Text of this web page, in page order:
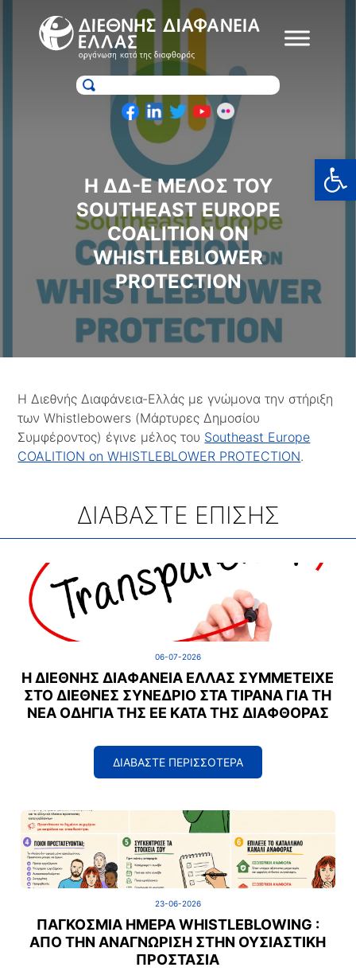
content
H ΔΔ-Ε ΜΈΛΟΣ ΤΟΥ
SOUTHEAST EUROPE
COALITION ON
WHISTLEBLOWER
PROTECTION
Η Διεθνής Διαφάνεια-Ελλάς με γνώμονα την στήριξη
των Whistlebowers (Μάρτυρες Δημοσίου
Συμφέροντος) έγινε μέλος του Southeast Europe
COALITION on WHISTLEBLOWER PROTECTION.
ΔΙΑΒΑΣΤΕ ΕΠΙΣΗΣ
06-07-2026
Η ΔΙΕΘΝΉΣ ΔΙΑΦΆΝΕΙΑ ΕΛΛΆΣ ΣΥΜΜΕΤΕΊΧΕ
ΣΤΟ ΔΙΕΘΝΈΣ ΣΥΝΈΔΡΙΟ ΣΤΑ ΤΊΡΑΝΑ ΓΙΑ ΤΗ
ΝΈΑ ΟΔΗΓΊΑ ΤΗΣ ΕΕ ΚΑΤΆ ΤΗΣ ΔΙΑΦΘΟΡΆΣ
ΔΙΑΒΑΣΤΕ ΠΕΡΙΣΣΟΤΕΡΑ
23-06-2026
ΠΑΓΚΌΣΜΙΑ ΗΜΈΡΑ WHISTLEBLOWING :
ΑΠΌ ΤΗΝ ΑΝΑΓΝΏΡΙΣΗ ΣΤΗΝ ΟΥΣΙΑΣΤΙΚΉ
ΠΡΟΣΤΑΣΊΑ